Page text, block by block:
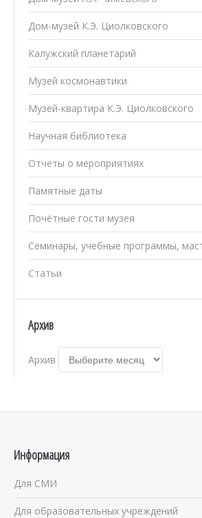
Дом-музей К.Э. Циолковского
Калужский планетарий
Музей космонавтики
Музей-квартира К.Э. Циолковского
Научная библиотека
Отчеты о мероприятиях
Памятные даты
Почётные гости музея
Семинары, учебные программы,
Статьи
Архив
Архив
Информация
Для СМИ
Для образовательных учреждений